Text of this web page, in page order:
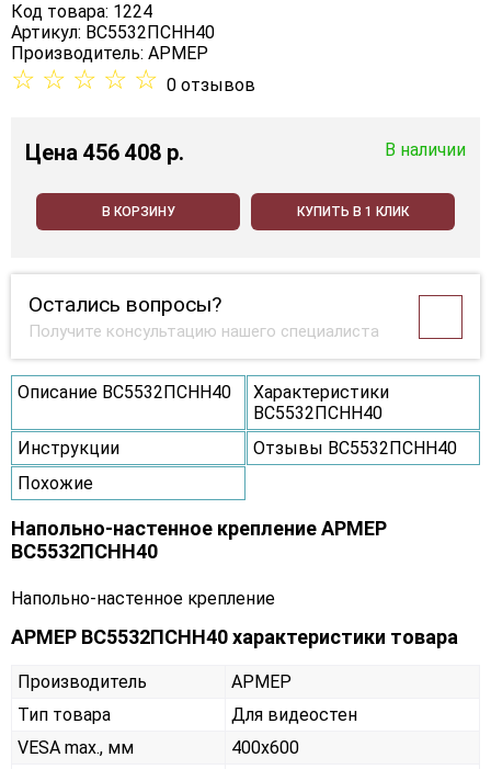
Код товара: 1224
Артикул: ВС5532ПСНН40
Производитель: АРМЕР
☆ ☆ ☆ ☆ ☆ 0 отзывов
Цена 456 408 p. В наличии
В КОРЗИНУ КУПИТЬ В 1 КЛИК
Остались вопросы?
Получите консультацию нашего специалиста
Описание ВС5532ПСНН40
Характеристики
ВС5532ПСНН40
Инструкции
Отзывы ВС5532ПСНН40
Похожие
Напольно-настенное крепление АРМЕР
ВС5532ПСНН40
Напольно-настенное крепление
АРМЕР ВС5532ПСНН40 характеристики товара
Производитель
АРМЕР
Тип товара
Для видеостен
VESA max., мм
400х600